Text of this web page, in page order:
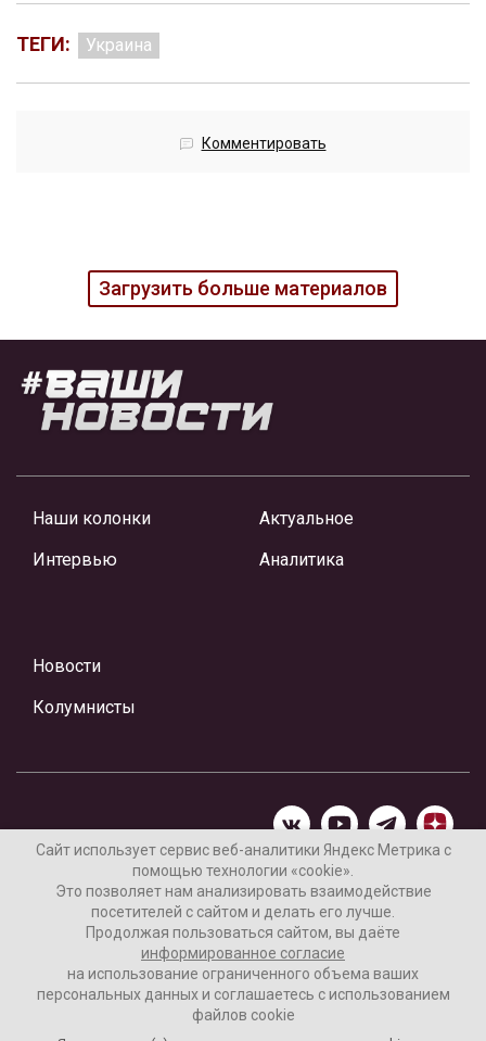
ТЕГИ: Украина
Комментировать
Загрузить больше материалов
Наши колонки
Интервью
Актуальное
Аналитика
Новости
Колумнисты
Материалы предоставлены редакцией Интернет-газеты
«Ваши новости»
Нашли ошибку? Выделите ее и нажмите Ctrl+Enter
Сайт использует сервис веб-аналитики Яндекс Метрика с
помощью технологии «cookie».
Это позволяет нам анализировать взаимодействие
посетителей с сайтом и делать его лучше.
Продолжая пользоваться сайтом, вы даёте
информированное согласие
на использование ограниченного объема ваших
персональных данных и соглашаетесь с использованием
файлов cookie